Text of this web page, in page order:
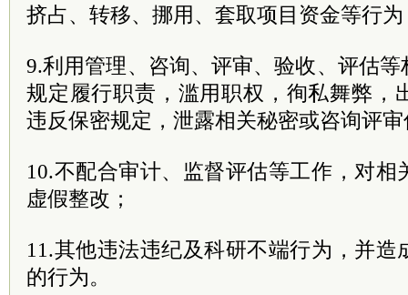
挤占、转移、挪用、套取项目资金等行为
9.利用管理、咨询、评审、验收、评估
规定履行职责，滥用职权，徇私舞弊，
违反保密规定，泄露相关秘密或咨询评
10.不配合审计、监督评估等工作，对相
虚假整改；
11.其他违法违纪及科研不端行为，并造
的行为。